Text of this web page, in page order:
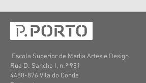
Escola Superior de Media Artes e Design
Rua D. Sancho I, n.º 981
4480-876 Vila do Conde